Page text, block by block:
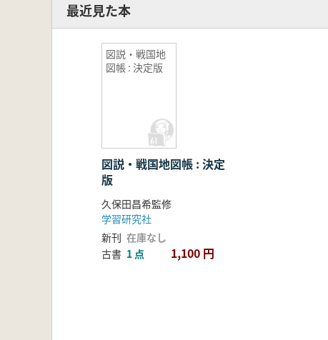
最近見た本
図説・戦国地
図帳 : 決定版
図説・戦国地図帳 : 決定
版
久保田昌希監修
学習研究社
新刊 在庫なし
古書 1 点 1,100 円